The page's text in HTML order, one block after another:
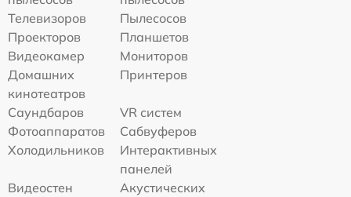
Телевизоров
Пылесосов
Проекторов
Планшетов
Видеокамер
Мониторов
Домашних
кинотеатров
Принтеров
Саундбаров
VR систем
Фотоаппаратов
Сабвуферов
Холодильников
Интерактивных
панелей
Видеостен
Акустических